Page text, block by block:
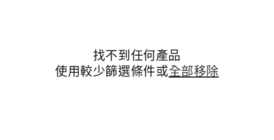
找不到任何產品
使用較少篩選條件或全部移除